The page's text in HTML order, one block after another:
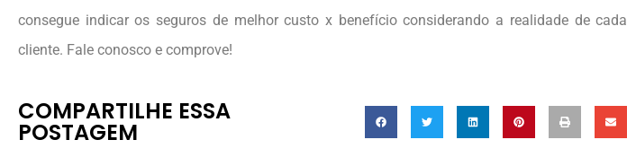
consegue indicar os seguros de melhor custo x benefício considerando a realidade de cada
cliente. Fale conosco e comprove!
COMPARTILHE ESSA
POSTAGEM